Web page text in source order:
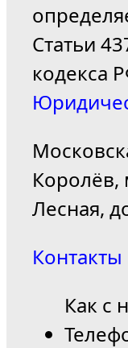
Статьи
кодекса
Лесная,
Контакты
Как с